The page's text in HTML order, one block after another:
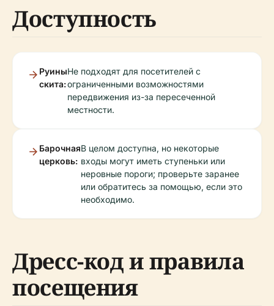
Доступность
Руины
скита:
Не подходят для посетителей с
ограниченными возможностями
передвижения из-за пересеченной
местности.
Барочная
церковь:
В целом доступна, но некоторые
входы могут иметь ступеньки или
неровные пороги; проверьте заранее
или обратитесь за помощью, если это
необходимо.
Дресс-код и правила
посещения